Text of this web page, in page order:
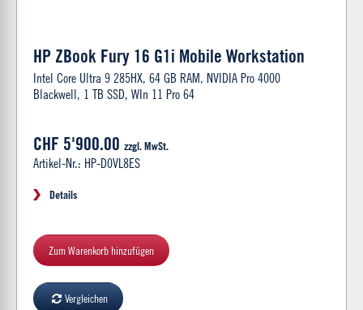
HP ZBook Fury 16 G1i Mobile Workstation
Intel Core Ultra 9 285HX, 64 GB RAM, NVIDIA Pro 4000
Blackwell, 1 TB SSD, WIn 11 Pro 64
CHF 5'900.00 zzgl. MwSt.
Artikel-Nr.: HP-D0VL8ES
Details
Zum Warenkorb hinzufügen
Vergleichen